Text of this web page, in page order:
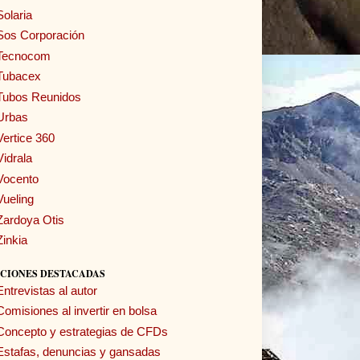
Corporación
Reunidos
360
Otis
DESTACADAS
al autor
al invertir en bolsa
y estrategias de CFDs
denuncias y gansadas